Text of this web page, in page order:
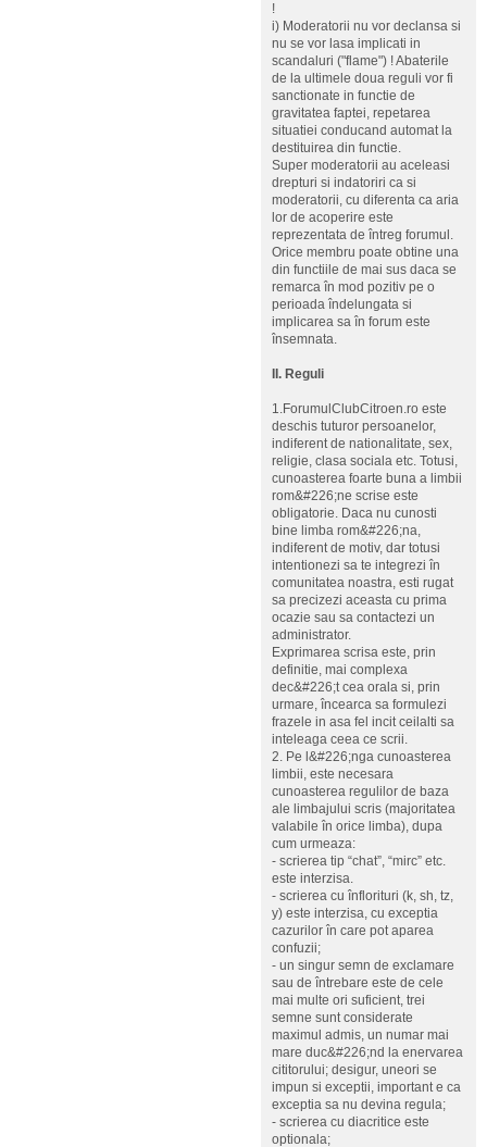
!
i) Moderatorii nu vor declansa si
nu se vor lasa implicati in
scandaluri ("flame") ! Abaterile
de la ultimele doua reguli vor fi
sanctionate in functie de
gravitatea faptei, repetarea
situatiei conducand automat la
destituirea din functie.
Super moderatorii au aceleasi
drepturi si indatoriri ca si
moderatorii, cu diferenta ca aria
lor de acoperire este
reprezentata de întreg forumul.
Orice membru poate obtine una
din functiile de mai sus daca se
remarca în mod pozitiv pe o
perioada îndelungata si
implicarea sa în forum este
însemnata.
II. Reguli
1.ForumulClubCitroen.ro este
deschis tuturor persoanelor,
indiferent de nationalitate, sex,
religie, clasa sociala etc. Totusi,
cunoasterea foarte buna a limbii
rom&#226;ne scrise este
obligatorie. Daca nu cunosti
bine limba rom&#226;na,
indiferent de motiv, dar totusi
intentionezi sa te integrezi în
comunitatea noastra, esti rugat
sa precizezi aceasta cu prima
ocazie sau sa contactezi un
administrator.
Exprimarea scrisa este, prin
definitie, mai complexa
dec&#226;t cea orala si, prin
urmare, încearca sa formulezi
frazele in asa fel incit ceilalti sa
inteleaga ceea ce scrii.
2. Pe l&#226;nga cunoasterea
limbii, este necesara
cunoasterea regulilor de baza
ale limbajului scris (majoritatea
valabile în orice limba), dupa
cum urmeaza:
- scrierea tip “chat”, “mirc” etc.
este interzisa.
- scrierea cu înflorituri (k, sh, tz,
y) este interzisa, cu exceptia
cazurilor în care pot aparea
confuzii;
- un singur semn de exclamare
sau de întrebare este de cele
mai multe ori suficient, trei
semne sunt considerate
maximul admis, un numar mai
mare duc&#226;nd la enervarea
cititorului; desigur, uneori se
impun si exceptii, important e ca
exceptia sa nu devina regula;
- scrierea cu diacritice este
optionala;